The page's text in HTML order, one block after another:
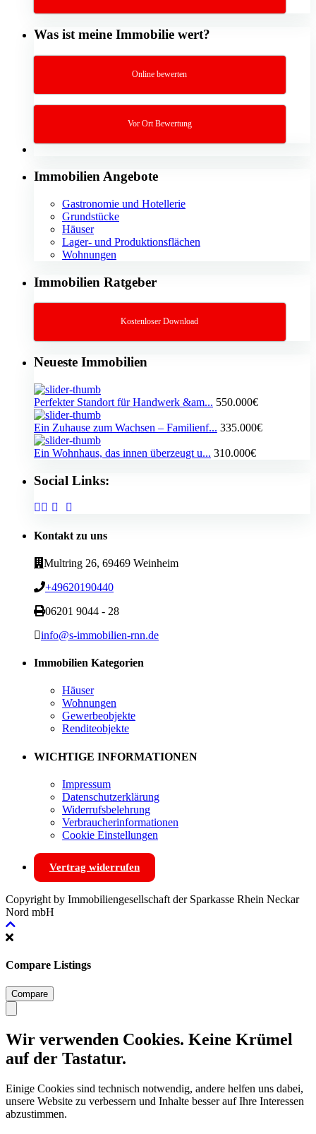
Was ist meine Immobilie wert?
Online bewerten
Vor Ort Bewertung
Immobilien Angebote
Gastronomie und Hotellerie
Grundstücke
Häuser
Lager- und Produktionsflächen
Wohnungen
Immobilien Ratgeber
Kostenloser Download
Neueste Immobilien
Perfekter Standort für Handwerk &am... 550.000€
Ein Zuhause zum Wachsen – Familienf... 335.000€
Ein Wohnhaus, das innen überzeugt u... 310.000€
Social Links:
Kontakt zu uns
Multring 26, 69469 Weinheim
+49620190440
06201 9044 - 28
info@s-immobilien-rnn.de
Immobilien Kategorien
Häuser
Wohnungen
Gewerbeobjekte
Renditeobjekte
WICHTIGE INFORMATIONEN
Impressum
Datenschutzerklärung
Widerrufsbelehrung
Verbraucherinformationen
Cookie Einstellungen
Vertrag widerrufen
Copyright by Immobiliengesellschaft der Sparkasse Rhein Neckar
Nord mbH
Compare Listings
Compare
Wir verwenden Cookies. Keine Krümel
auf der Tastatur.
Einige Cookies sind technisch notwendig, andere helfen uns dabei,
unsere Website zu verbessern und Inhalte besser auf Ihre Interessen
abzustimmen.